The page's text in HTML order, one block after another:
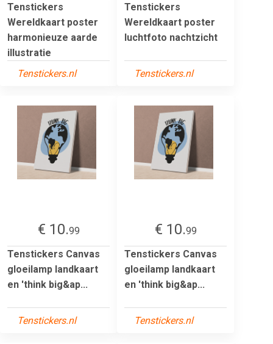
Tenstickers
Wereldkaart poster
harmonieuze aarde
illustratie
Tenstickers.nl
Tenstickers
Wereldkaart poster
luchtfoto nachtzicht
Tenstickers.nl
€ 10.99
Tenstickers Canvas
gloeilamp landkaart
en 'think big&ap...
Tenstickers.nl
€ 10.99
Tenstickers Canvas
gloeilamp landkaart
en 'think big&ap...
Tenstickers.nl